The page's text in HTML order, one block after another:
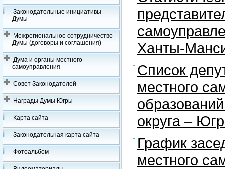
Законодательные инициативы
Думы
Межрегиональное сотрудничество
Думы (договоры и соглашения)
Дума и органы местного
самоуправления
Совет Законодателей
Награды Думы Югры
Карта сайта
Законодательная карта сайта
Фотоальбом
Ханты-
Список
местного
округа –
График
местного